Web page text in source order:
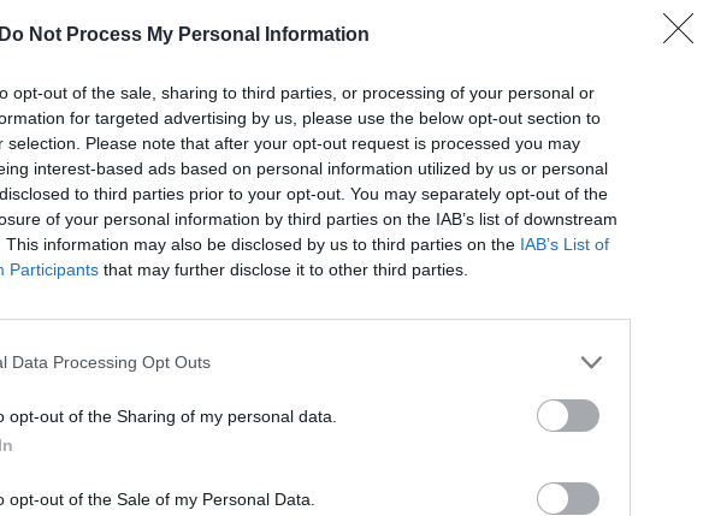
Do Not Process My Personal Information
opt-out of the sale, sharing to third parties, or processing of your personal or
for targeted advertising by us, please use the below opt-out section to
selection. Please note that after your opt-out request is processed you may
interest-based ads based on personal information utilized by us or personal
to third parties prior to your opt-out. You may separately opt-out of the
of your personal information by third parties on the IAB’s list of downstream
This information may also be disclosed by us to third parties on the IAB’s List of
Participants that may further disclose it to other third parties.
Data Processing Opt Outs
opt-out of the Sharing of my personal data.
opt-out of the Sale of my Personal Data.
kontakto metu jis tampa panašus į gumą ir
įžvelgia didelę šios alternatyvos
kalneliai Eismas keliai
Karšta A. Kasparavičiaus ir Ž Pavilionio
automobilis sužalojo